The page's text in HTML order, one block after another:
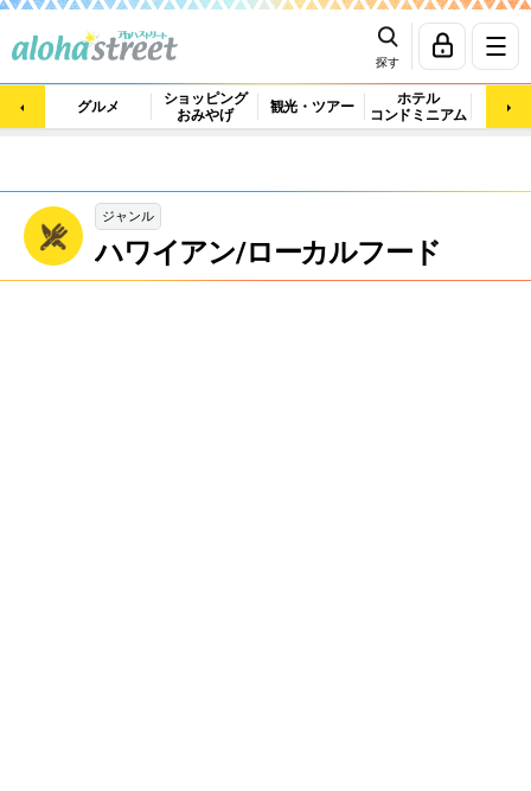
探す
グルメ
ショッピング
おみやげ
観光・ツアー
ホテル
コンドミニアム
マッ
ジャンル
ハワイアン/ローカルフード